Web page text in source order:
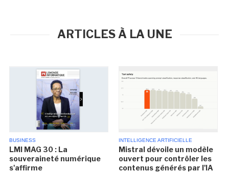
ARTICLES À LA UNE
BUSINESS
LMI MAG 30 : La
souveraineté numérique
s'affirme
INTELLIGENCE ARTIFICIELLE
Mistral dévoile un modèle
ouvert pour contrôler les
contenus générés par l'IA